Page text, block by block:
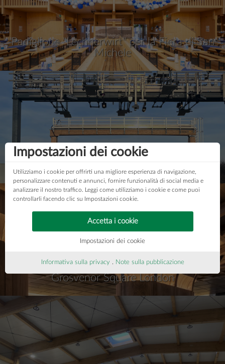
Padiglione "Lechnerwirt" per la Fiera di San
Michele
Grosvenor Square London
Impostazioni dei cookie
Utilizziamo i cookie per offrirti una migliore esperienza di navigazione,
personalizzare contenuti e annunci, fornire funzionalità di social media e
analizzare il nostro traffico. Leggi come utilizziamo i cookie e come puoi
controllarli facendo clic su Impostazioni cookie.
Impostazioni dei cookie
Accetta i cookie
Informativa sulla privacy Note sulla pubblicazione